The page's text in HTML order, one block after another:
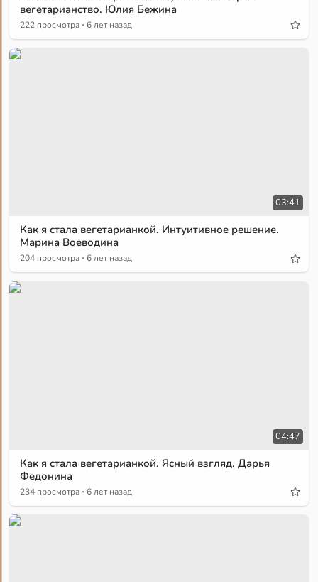
вегетарианство. Юлия Бежина
222 просмотра · 6 лет назад
03:41
Как я стала вегетарианкой. Интуитивное решение.
Марина Воеводина
204 просмотра · 6 лет назад
04:47
Как я стала вегетарианкой. Ясный взгляд. Дарья
Федонина
234 просмотра · 6 лет назад